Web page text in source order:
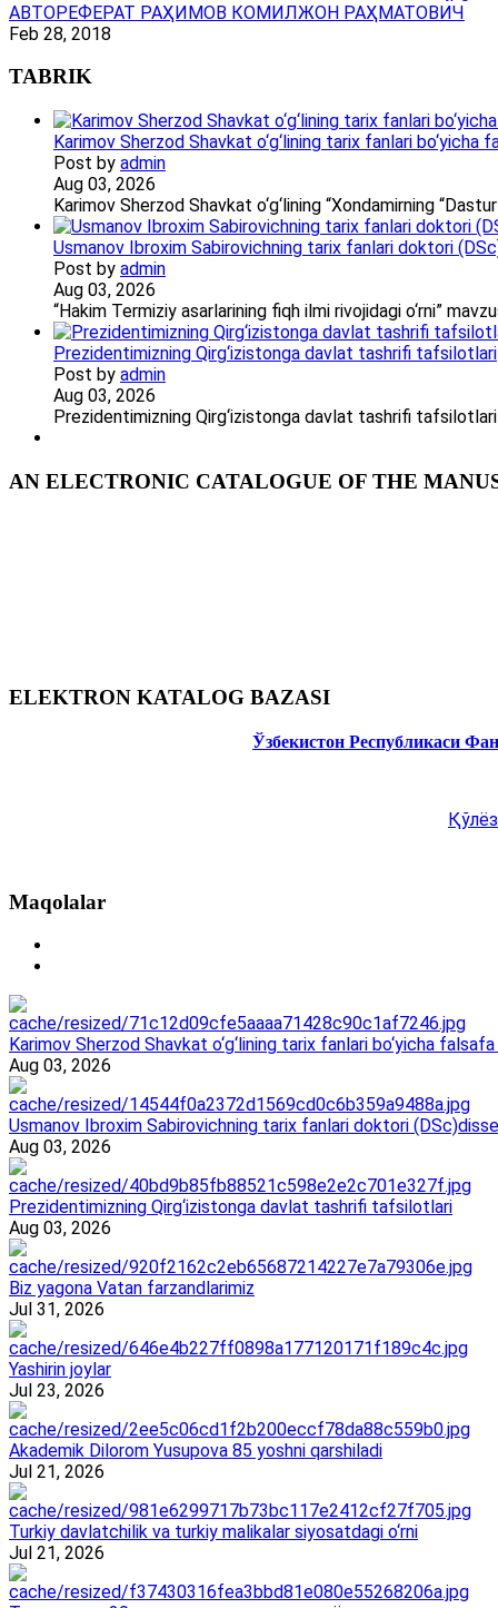
АВТОРЕФЕРАТ РАҲИМОВ КОМИЛЖОН РАҲМАТОВИЧ
Feb 28, 2018
TABRIK
Karimov Sherzod Shavkat o‘g‘lining tarix fanlari
Post by admin
Aug 03, 2026
Karimov Sherzod Shavkat o‘g‘lining “Xondamirning
Usmanov Ibroxim Sabirovichning tarix fanlari doktori
Post by admin
Aug 03, 2026
“Hakim Termiziy asarlarining fiqh ilmi rivojidagi o‘rni”
Prezidentimizning Qirg‘izistonga davlat tashrifi tafsilotlari
Post by admin
Aug 03, 2026
Prezidentimizning Qirg‘izistonga davlat tashrifi
AN ELECTRONIC CATALOGUE OF THE
ELEKTRON KATALOG BAZASI
Ўзбекистон Республикаси
Maqolalar
Karimov Sherzod Shavkat o‘g‘lining tarix fanlari bo‘yicha
Aug 03, 2026
Usmanov Ibroxim Sabirovichning tarix fanlari doktori
Aug 03, 2026
Prezidentimizning Qirg‘izistonga davlat tashrifi tafsilotlari
Aug 03, 2026
Biz yagona Vatan farzandlarimiz
Jul 31, 2026
Yashirin joylar
Jul 23, 2026
Akademik Dilorom Yusupova 85 yoshni qarshiladi
Jul 21, 2026
Turkiy davlatchilik va turkiy malikalar siyosatdagi o‘rni
Jul 21, 2026